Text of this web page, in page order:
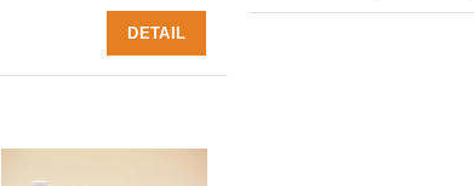
DETAIL